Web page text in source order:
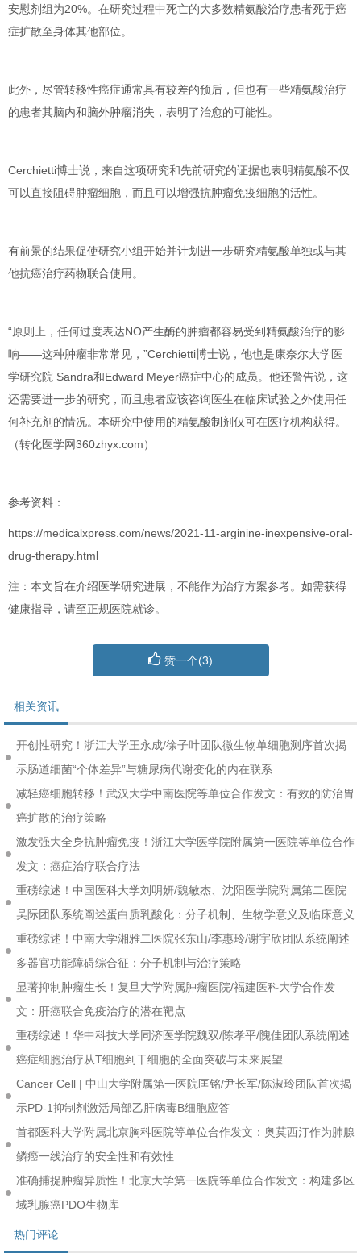
安慰剂组为20%。在研究过程中死亡的大多数精氨酸治疗患者死于癌
症扩散至身体其他部位。
此外，尽管转移性癌症通常具有较差的预后，但也有一些精氨酸治疗
的患者其脑内和脑外肿瘤消失，表明了治愈的可能性。
Cerchietti博士说， 来自这项研究和先前研究的证据也表明精氨酸不仅
可以直接阻碍肿瘤细胞，而且可以增强抗肿瘤免疫细胞的活性。
有前景的结果促使研究小组开始并计划进一步研究精氨酸单独或与其
他抗癌治疗药物联合使用。
“原则上，任何过度表达NO产生酶的肿瘤都容易受到精氨酸治疗的影
响——这种肿瘤非常常见，”Cerchietti博士说，他也是康奈尔大学医
学研究院 Sandra和Edward Meyer癌症中心的成员。他还警告说，这
还需要进一步的研究，而且患者应该咨询医生在临床试验之外使用任
何补充剂的情况。本研究中使用的精氨酸制剂仅可在医疗机构获得。
（转化医学网360zhyx.com）
参考资料：
https://medicalxpress.com/news/2021-11-arginine-inexpensive-oral-
drug-therapy.html
注：本文旨在介绍医学研究进展，不能作为治疗方案参考。如需获得
健康指导，请至正规医院就诊。
赞一个(3)
相关资讯
开创性研究！浙江大学王永成/徐子叶团队微生物单细胞测序首次揭
示肠道细菌“个体差异”与糖尿病代谢变化的内在联系
减轻癌细胞转移！武汉大学中南医院等单位合作发文：有效的防治胃
癌扩散的治疗策略
激发强大全身抗肿瘤免疫！浙江大学医学院附属第一医院等单位合作
发文：癌症治疗联合疗法
重磅综述！中国医科大学刘明妍/魏敏杰、沈阳医学院附属第二医院
吴际团队系统阐述蛋白质乳酸化：分子机制、生物学意义及临床意义
重磅综述！中南大学湘雅二医院张东山/李惠玲/谢宇欣团队系统阐述
多器官功能障碍综合征：分子机制与治疗策略
显著抑制肿瘤生长！复旦大学附属肿瘤医院/福建医科大学合作发
文：肝癌联合免疫治疗的潜在靶点
重磅综述！华中科技大学同济医学院魏双/陈孝平/隗佳团队系统阐述
癌症细胞治疗从T细胞到干细胞的全面突破与未来展望
Cancer Cell | 中山大学附属第一医院匡铭/尹长军/陈淑玲团队首次揭
示PD-1抑制剂激活局部乙肝病毒B细胞应答
首都医科大学附属北京胸科医院等单位合作发文：奥莫西汀作为肺腺
鳞癌一线治疗的安全性和有效性
准确捕捉肿瘤异质性！北京大学第一医院等单位合作发文：构建多区
域乳腺癌PDO生物库
热门评论